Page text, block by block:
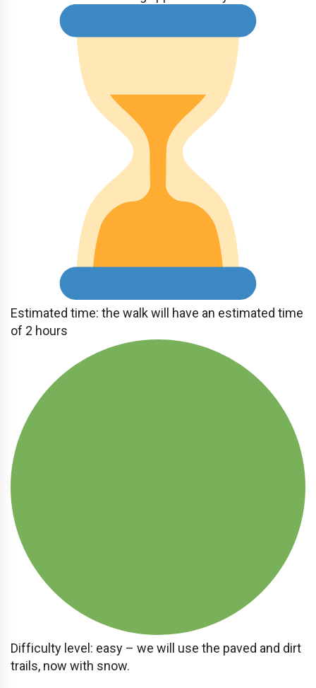
Estimated time: the walk will have an estimated time
of 2 hours
Difficulty level: easy – we will use the paved and dirt
trails, now with snow.